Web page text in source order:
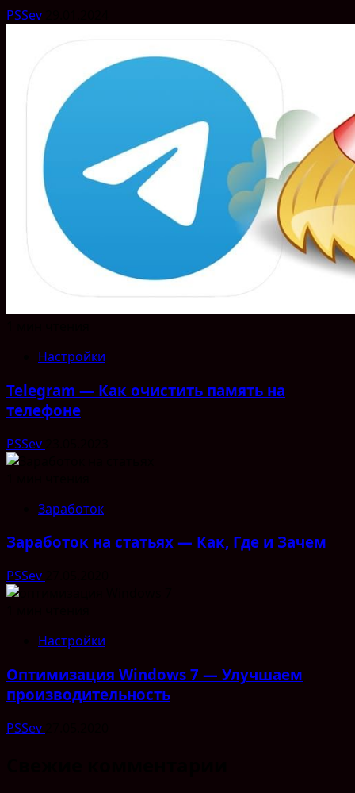
PSSev
Настройки
Telegram — Как очистить память на
телефоне
PSSev
Заработок
Заработок на статьях — Как, Где и Зачем
PSSev
Настройки
Оптимизация Windows 7 — Улучшаем
производительность
PSSev